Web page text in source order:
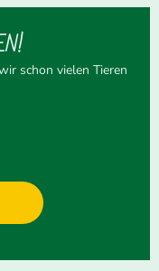
schon vielen Tieren